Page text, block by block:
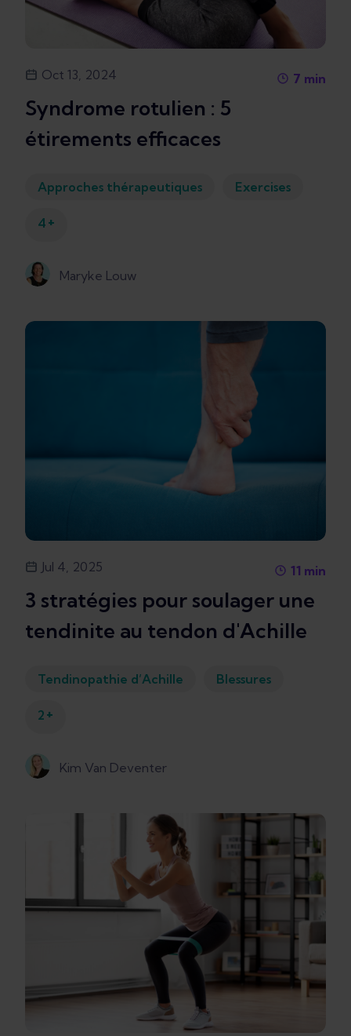
Oct 13, 2024 7 min
Syndrome rotulien : 5
étirements efficaces
Approches thérapeutiques Exercises
4 +
Maryke Louw
Jul 4, 2025 11 min
3 stratégies pour soulager une
tendinite au tendon d'Achille
Tendinopathie d’Achille Blessures
2 +
Kim Van Deventer